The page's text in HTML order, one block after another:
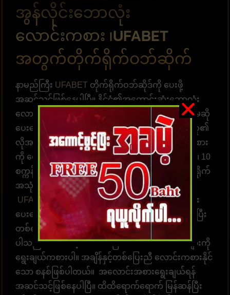
အွန်လိုင်းဘောလုံး
လောင်းကစား ၊UFABET
အတွက်တိုက်ရိုက်ဝဘ်ဆိုက်
နာမည်ကြီး UFABET တိုက်ရိုက်ဝဘ်ဆိုဒ်ကို ပေးဖို့
အဆင်သင့်ဖြစ်နေပါပြီ။ နိုင်ငံ၏အကောင်းဆုံးဘောလုံး
လောင်းကစားဝန်ဆောင်မှုကို မည်သည့်ဝန်ဆောင်မှုကိုမဆို
ပေးဆောင်ရန် အသင့်ဖြစ်ပြီး၊ အပလီကေးရှင်းအများစု၏
လိုအပ်ချက်များနှင့် ကိုက်ညီသော ဘောလုံးလောင်းကစား
ကို ရွေးချယ်ပါ။ စီတ်ချရပြီး ငွေကြေးအရ လုံခြုံသည်။ 10
စက္ကန့်အတွင်း အခမဲ့ ငွေလွှဲပေးချေရုံဖြင့် ၎င်းကို တိုက်ရိုက်
အသုံးပြုနိုင်သည့် ဝန်ဆောင်မှုတစ်ခုဟု ယူဆပါသည်။
UFABET ကာစီနို တွင် ဝန်ဆောင်မှုနှင့် အကြံဉာဏ်များ
ပေးဆောင်ရန် အရည်အချင်းပြည့်မီသော အဖွဲ့တစ်ဖွဲ့ရှိပြီး
တစ်ရက်လျှင် 24 နာရီ အကြံဉာဏ်များ ပေးဆောင်နိုင်
ပါသည်။ အကောင့်ထဲဝင်လာပြီး လောင်းကစားဂိမ်းများကို
ရွေးချယ်ကစားပါ။ အချိန်နှင့်တစ်ပြေးညီ လောင်းကစားနိုင်
သော စနစ်ဖြစ်ပါတယ်။ အလောင်းအစားရွေးချယ်ရန်
အဆင်သင့်ဖြစ်နေပါပြီ။ ထိထိရောက်ရောက် မြန်ဆန်ပြီး